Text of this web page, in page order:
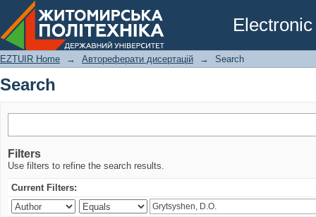
Search
EZTUIR Home → Автореферати дисертацій → Search
Search
Filters
Use filters to refine the search results.
Current Filters: